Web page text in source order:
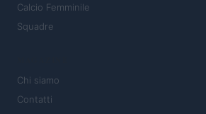
Calcio Femminile
Squadre
Chi siamo
Contatti